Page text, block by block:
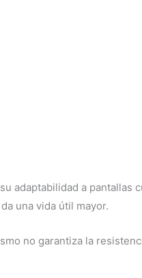
adaptabilidad a pantallas
una vida útil mayor.
no garantiza la